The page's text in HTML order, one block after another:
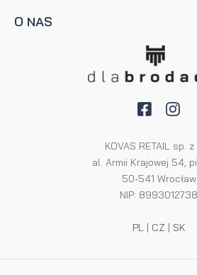
O NAS
KOVAS RETAIL sp. z
al. Armii Krajowej 54,
50-541 Wrocław
NIP: 8993012738
PL | CZ | SK